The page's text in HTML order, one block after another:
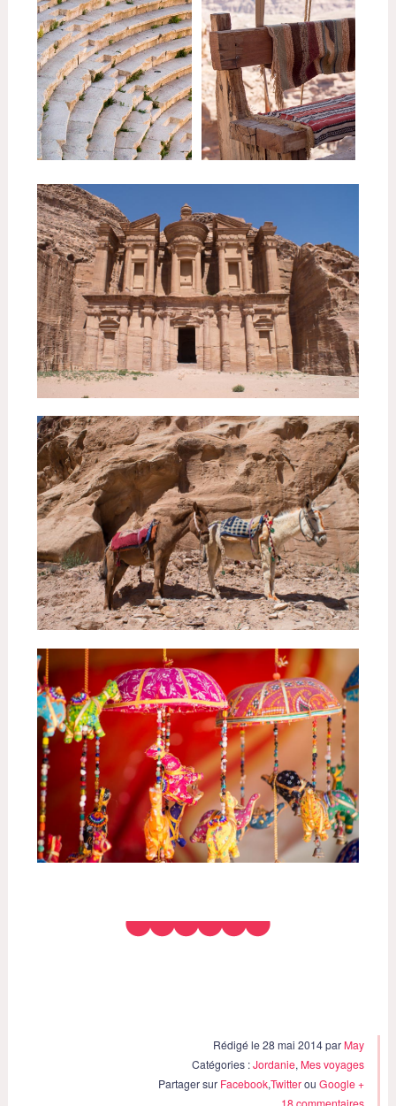
Rédigé le 28 mai 2014 par May
Catégories :Jordanie, Mes voyages
Partager sur Facebook,TwitterouGoogle +
18 commentaires